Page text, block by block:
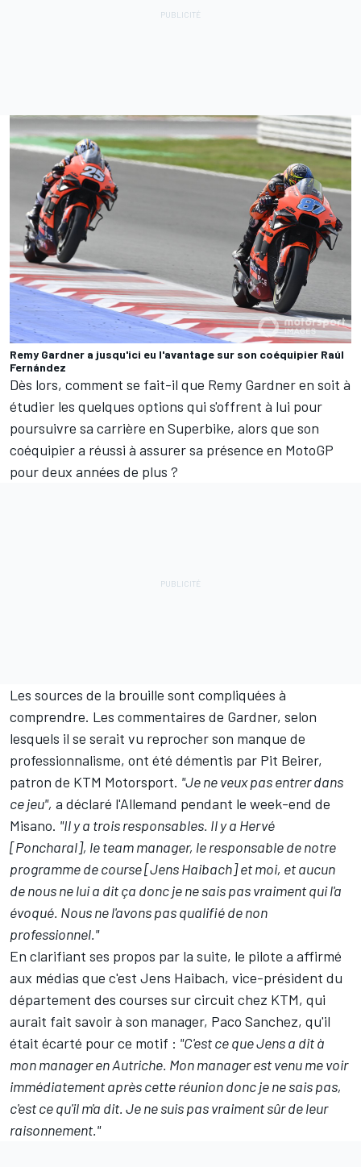
Remy Gardner a jusqu'ici eu l'avantage sur son coéquipier Raúl
Fernández
Dès lors, comment se fait-il que Remy Gardner en soit à
étudier les quelques options qui s'offrent à lui pour
poursuivre sa carrière en Superbike, alors que son
coéquipier a réussi à assurer sa présence en MotoGP
pour deux années de plus ?
Les sources de la brouille sont compliquées à
comprendre. Les commentaires de Gardner, selon
lesquels il se serait vu reprocherson manque de
professionnalisme, ont été démentis par Pit Beirer,
patron de KTM Motorsport. "Je ne veux pas entrer dans
ce jeu", a déclaré l'Allemand pendant le week-end de
Misano. "Il y a trois responsables. Il y a Hervé
[Poncharal], le team manager, le responsable de notre
programme de course [Jens Haibach] et moi, et aucun
de nous ne lui a dit ça donc je ne sais pas vraiment qui l'a
évoqué. Nous ne l'avons pas qualifié de non
professionnel."
En clarifiant ses propos par la suite, le pilote a affirmé
aux médias que c'est Jens Haibach, vice-président du
département des courses sur circuit chez KTM, qui
aurait fait savoir à son manager, Paco Sanchez, qu'il
était écarté pour ce motif : "C'est ce que Jens a dit à
mon manager en Autriche. Mon manager est venu me voir
immédiatement après cette réunion donc je ne sais pas,
c'est ce qu'il m'a dit. Je ne suis pas vraiment sûr de leur
raisonnement."